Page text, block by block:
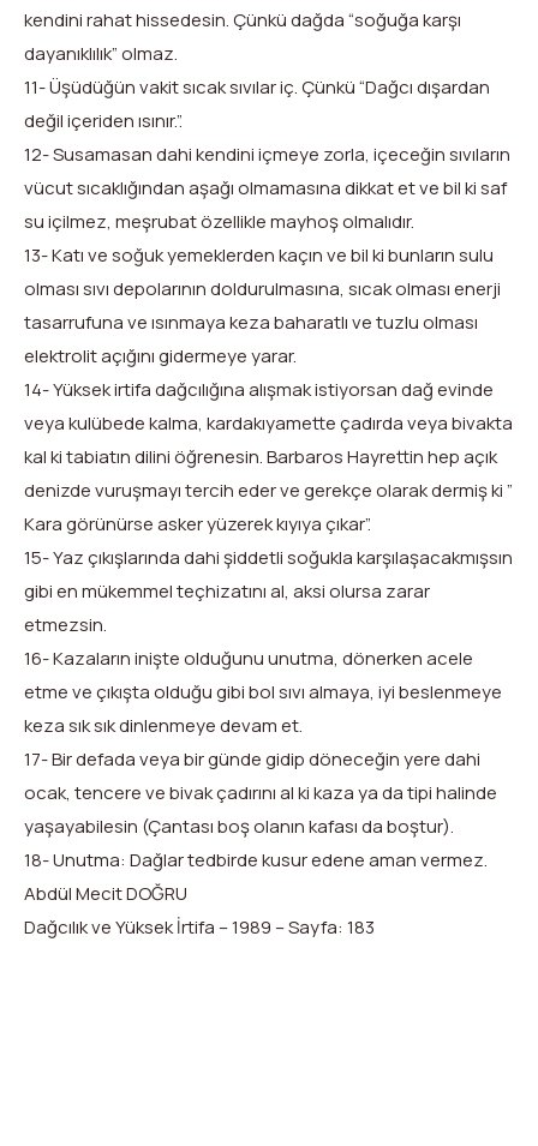
kendini rahat hissedesin. Çünkü dağda “soğuğa karşı
dayanıklılık” olmaz.
11- Üşüdüğün vakit sıcak sıvılar iç. Çünkü “Dağcı dışardan
değil içeriden ısınır.”.
12- Susamasan dahi kendini içmeye zorla, içeceğin sıvıların
vücut sıcaklığından aşağı olmamasına dikkat et ve bil ki saf
su içilmez, meşrubat özellikle mayhoş olmalıdır.
13- Katı ve soğuk yemeklerden kaçın ve bil ki bunların sulu
olması sıvı depolarının doldurulmasına, sıcak olması enerji
tasarrufuna ve ısınmaya keza baharatlı ve tuzlu olması
elektrolit açığını gidermeye yarar.
14- Yüksek irtifa dağcılığına alışmak istiyorsan dağ evinde
veya kulübede kalma, kardakıyamette çadırda veya bivakta
kal ki tabiatın dilini öğrenesin. Barbaros Hayrettin hep açık
denizde vuruşmayı tercih eder ve gerekçe olarak dermiş ki ”
Kara görünürse asker yüzerek kıyıya çıkar”.
15- Yaz çıkışlarında dahi şiddetli soğukla karşılaşacakmışsın
gibi en mükemmel teçhizatını al, aksi olursa zarar
etmezsin.
16- Kazaların inişte olduğunu unutma, dönerken acele
etme ve çıkışta olduğu gibi bol sıvı almaya, iyi beslenmeye
keza sık sık dinlenmeye devam et.
17- Bir defada veya bir günde gidip döneceğin yere dahi
ocak, tencere ve bivak çadırını al ki kaza ya da tipi halinde
yaşayabilesin (Çantası boş olanın kafası da boştur).
18- Unutma: Dağlar tedbirde kusur edene aman vermez.
Abdül Mecit DOĞRU
Dağcılık ve Yüksek İrtifa – 1989 – Sayfa: 183